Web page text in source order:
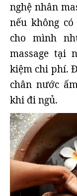
nghệ nhân
nếu không
cho mình
massage tại
kiệm chi phí.
chân nước
khi đi ngủ.